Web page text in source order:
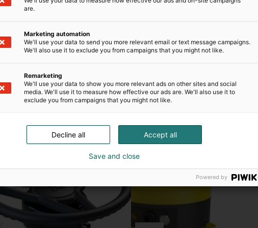
Fieldbee perhettä osa kerrallaan!
are.
Marketing automation
We'll use your data to send you more relevant email or text message campaigns.
We'll also use it to exclude you from campaigns that you might not like.
Remarketing
We'll use your data to show you more relevant ads on other sites and social
media. We'll use it to measure how effective our ads are. We'll also use it to
exclude you from campaigns that you might not like.
Accept all
Decline all
Save and close
Powered by